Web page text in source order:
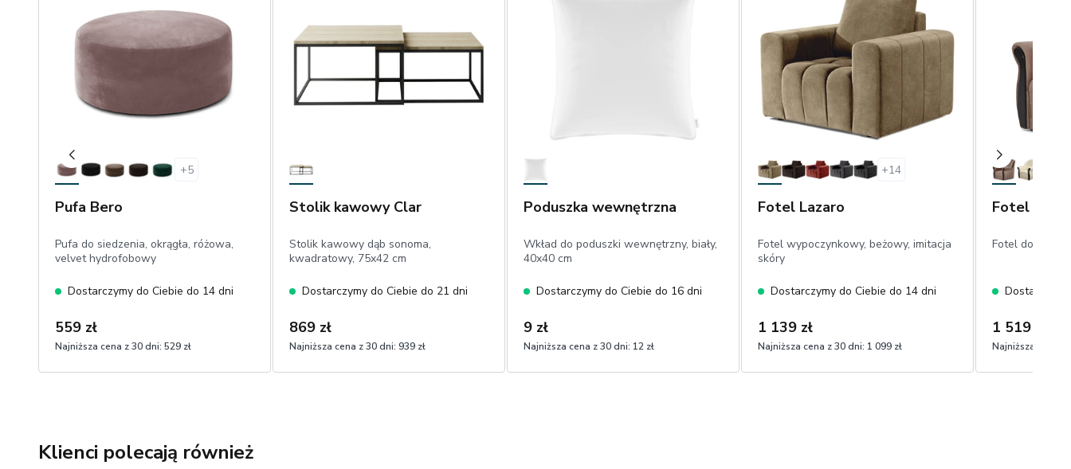
+5
Pufa Bero
Pufa do siedzenia, okrągła, różowa,
velvet hydrofobowy
Dostarczymy do Ciebie do 14 dni
559 zł
Najniższa cena z 30 dni: 529 zł
Stolik kawowy Clar
Stolik kawowy dąb sonoma,
kwadratowy, 75x42 cm
Dostarczymy do Ciebie do 21 dni
869 zł
Najniższa cena z 30 dni: 939 zł
Poduszka wewnętrzna
Wkład do poduszki wewnętrzny, biały,
40x40 cm
Dostarczymy do Ciebie do 16 dni
9 zł
Najniższa cena z 30 dni: 12 zł
+14
Fotel Lazaro
Fotel wypoczynkowy, beżowy, imitacja
skóry
Dostarczymy do Ciebie do 14 dni
1 139 zł
Najniższa cena z 30 dni: 1 099 zł
Fotel Lord
Fotel do
1 519 zł
Najniższa cena z
Klienci polecają również